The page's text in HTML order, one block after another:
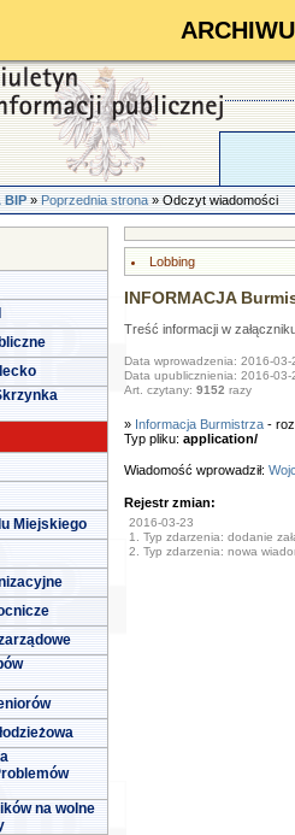
BIP»Poprzednia strona» Odczyt wiadomości
Miejskiego
na wolne
Lobbing
INFORMACJA
Treść informacji w
Data wprowadzenia: 2016-03-
Data upublicznienia: 2016-03-
Art. czytany: 9152 razy
» Informacja Burmistrza-
Typ pliku: application/
Wiadomość wprowadził:
Rejestr zmian:
2016-03-23
1. Typ zdarzenia: dodanie
2. Typ zdarzenia: nowa